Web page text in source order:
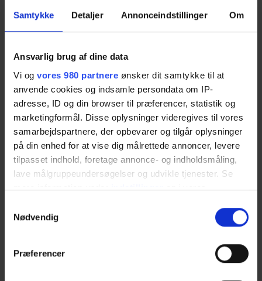
Samtykke Detaljer Annonceindstillinger Om
Ansvarlig brug af dine data
Vi og vores 980 partnere ønsker dit samtykke til at
anvende cookies og indsamle persondata om IP-
adresse, ID og din browser til præferencer, statistik og
marketingformål. Disse oplysninger videregives til vores
samarbejdspartnere, der opbevarer og tilgår oplysninger
på din enhed for at vise dig målrettede annoncer, levere
tilpasset indhold, foretage annonce- og indholdsmåling,
lave målgruppeundersøgelser og udvikle tjenester. Se
mere information underindstillingerog i vores
tilbage eller ændre indstillinger fra vores
"Cookiedeklaration", eller ved at trykke på "Privacy
Nødvendig
Præferencer
Hvilke planer har kommunen omkring udbud i den
kommende tid?
på vej af nyt?
Vil du være interesseret i at komme på et internt
byggesagsbehandlingskursus, så du i fremtiden selv vil være
klædt på eller kunne hjælpe andre med byggesagsindsendelse
Så kom og være i dialogen den 3. maj 2023 kl. 15.30-17.00 i
Pakhuset, Vesterbro Torv 4, 4500 Nykøbing Sj
Pakhuset, Vesterbro Torv 4, 4500 Nykøbing